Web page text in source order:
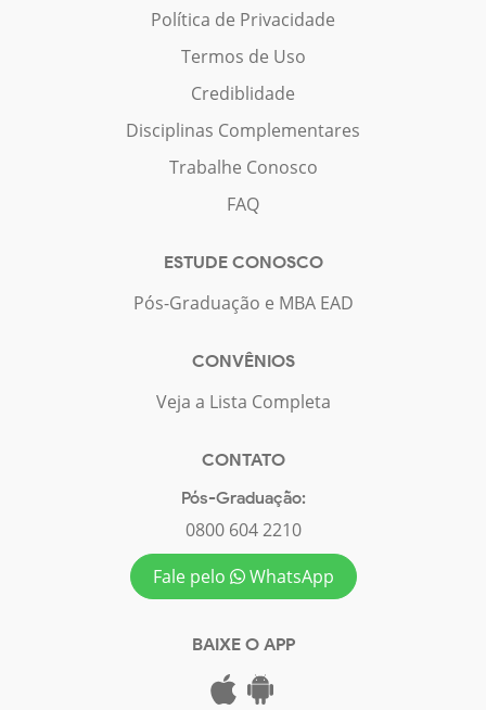
Política de Privacidade
Termos de Uso
Crediblidade
Disciplinas Complementares
Trabalhe Conosco
FAQ
ESTUDE CONOSCO
Pós-Graduação e MBA EAD
CONVÊNIOS
Veja a Lista Completa
CONTATO
Pós-Graduação:
0800 604 2210
Fale pelo
WhatsApp
BAIXE O APP